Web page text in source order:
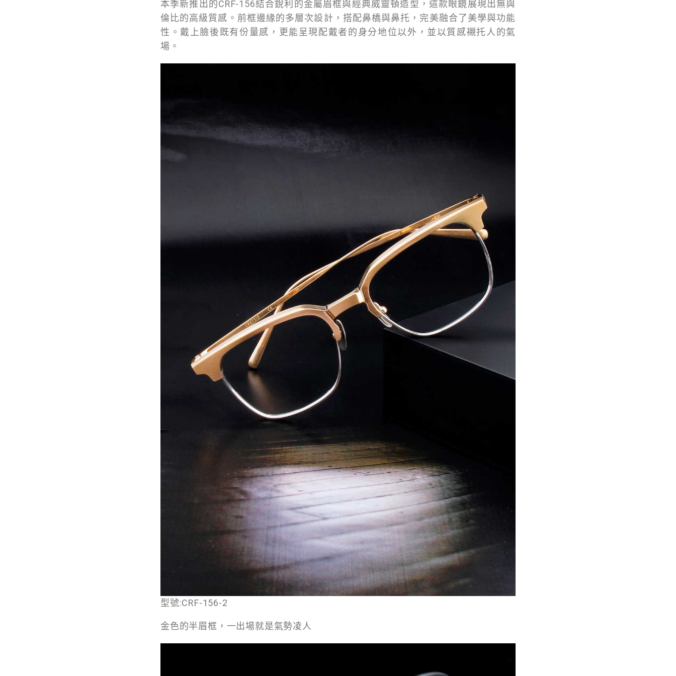
本季新推出的CRF-156結合銳利的金屬眉框與經典威靈頓造型，這款眼鏡展現出無與
倫比的高級質感。前框邊緣的多層次設計，搭配鼻橋與鼻托，完美融合了美學與功能
性。戴上臉後既有份量感，更能呈現配戴者的身分地位以外，並以質感襯托人的氣
場。
型號:CRF-156-2
金色的半眉框，一出場就是氣勢凌人